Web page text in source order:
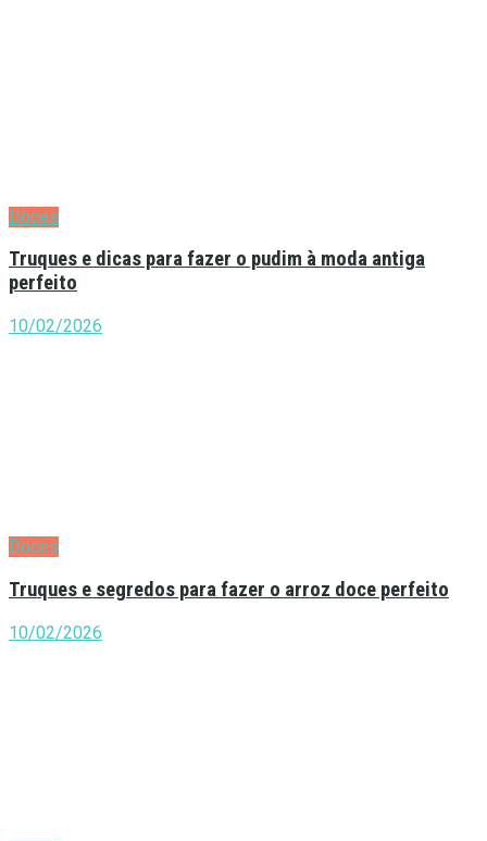
Doces
Truques e dicas para fazer o pudim à moda antiga
perfeito
10/02/2026
Doces
Truques e segredos para fazer o arroz doce perfeito
10/02/2026